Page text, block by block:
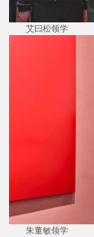
艾曰松领学
朱董敏领学